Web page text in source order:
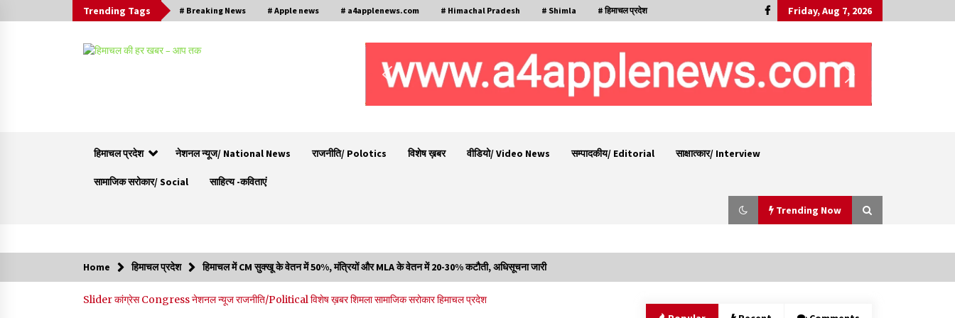
Trending Tags # Breaking News # Apple news # a4applenews.com # Himachal Pradesh # Shimla # हिमाचल प्रदेश Friday, Aug 7, 2026
हिमाचल प्रदेश नेशनल न्यूज/ National News राजनीति/ Polotics विशेष ख़बर वीडियो/ Video News सम्पादकीय/ Editorial साक्षात्कार/ Interview
सामाजिक सरोकार/ Social साहित्य -कविताएं
Trending Now
सरकार ने सेब उत्पादकों की तोड़ी कमर- संदीपनी
निलंबित
Home हिमाचल प्रदेश हिमाचल में CM सुक्खू के वेतन में 50%, मंत्रियों और MLA के वेतन में 20-30% कटौती, अधिसूचना जारी
Sliderकांग्रेस Congressनेशनल न्यूजराजनीति/Politicalविशेष ख़बरशिमलासामाजिक सरोकारहिमाचल प्रदेश